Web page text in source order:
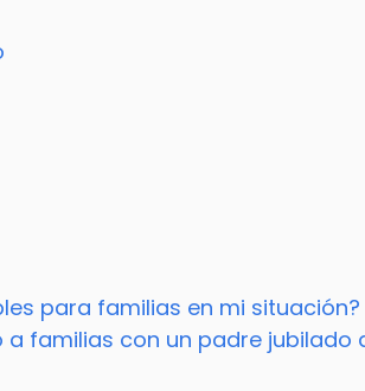
para familias en mi situación?
familias con un padre jubilado